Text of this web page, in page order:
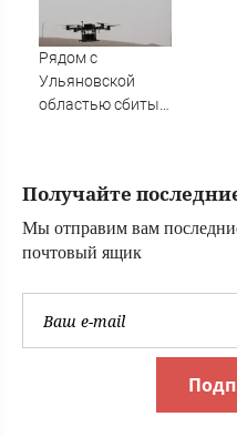
воевать в
Авдеевке -
Новости на
Вести.ru
Рядом с
Ульяновской
областью сбиты
Получайте
Мы отправим вам
почтовый ящик